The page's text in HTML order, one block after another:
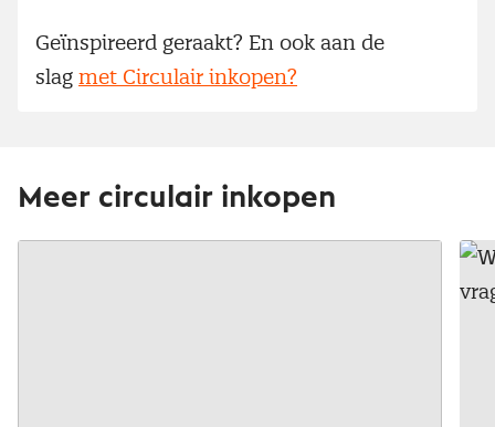
Geïnspireerd geraakt? En ook aan de
slag met Circulair inkopen?
Meer circulair inkopen